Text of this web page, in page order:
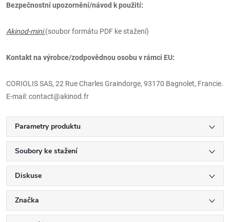
Bezpečnostní upozornění/návod k použití:
Akinod-mini (soubor formátu PDF ke stažení)
Kontakt na výrobce/zodpovědnou osobu v rámci EU:
CORIOLIS SAS, 22 Rue Charles Graindorge, 93170 Bagnolet, Francie.
E-mail: contact@akinod.fr
Parametry produktu
Soubory ke stažení
Diskuse
Značka